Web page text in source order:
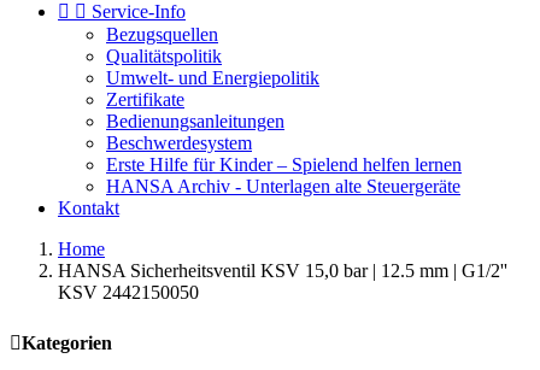
  Service-Info
Bezugsquellen
Qualitätspolitik
Umwelt- und Energiepolitik
Zertifikate
Bedienungsanleitungen
Beschwerdesystem
Erste Hilfe für Kinder – Spielend helfen lernen
HANSA Archiv - Unterlagen alte Steuergeräte
Kontakt
Home
HANSA Sicherheitsventil KSV 15,0 bar | 12.5 mm | G1/2''
KSV 2442150050
Kategorien